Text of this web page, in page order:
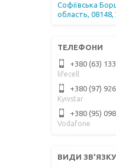
Софіївська
область, 08148,
+380 (63)
lifecell
+380 (97)
Kyivstar
+380 (95)
Vodafone